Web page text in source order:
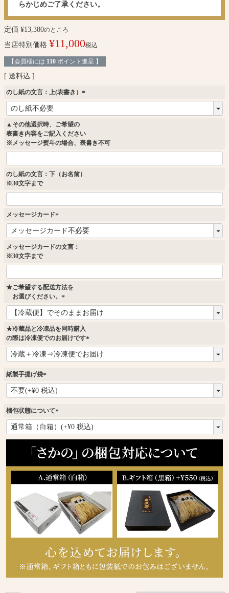
らかじめご了承ください。
定価 ¥13,380のところ
当店特別価格 ¥11,000税込
【会員様には 110 ポイント進呈 】
送料込
のし紙の文言：上(表書き）
(
▲その他選択時、ご希望の
表書き内容をご記入ください
※メッセージ熨斗の場合、表書き不可
のし紙の文言：下（お名前）
※30文字まで
メッセージカード
(
須
メッセージカードの文言：
※30文字まで
★ご希望する配送方法を
お選びください。
(
必
須
)
★冷蔵品と冷凍品を同時購入
の際は冷凍便でのお届けです
(
必
紙製手提げ袋
(
必
)
梱包状態について
(
必
須
)